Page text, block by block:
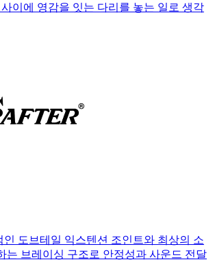
이에 영감을 잇는 다리를 놓는 일로 생각
인 도브테일 익스텐션 조인트와 최상의 소
는 브레이싱 구조로 안정성과 사운드 전달